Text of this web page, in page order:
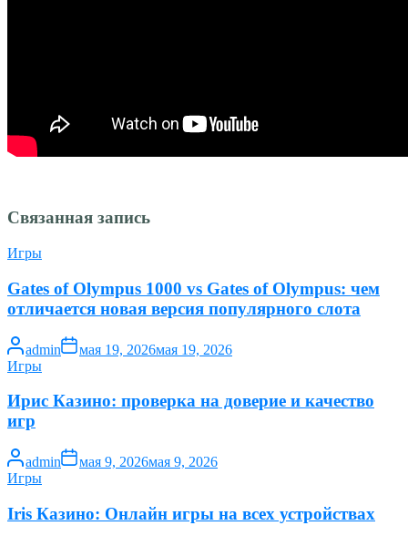
Связанная запись
Игры
Gates of Olympus 1000 vs Gates of Olympus: чем
отличается новая версия популярного слота
admin мая 19, 2026мая 19, 2026
Игры
Ирис Казино: проверка на доверие и качество
игр
admin мая 9, 2026мая 9, 2026
Игры
Iris Казино: Онлайн игры на всех устройствах